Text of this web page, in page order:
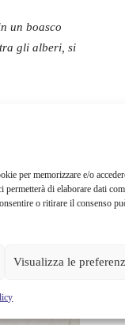
per memorizzare e/o
di elaborare dati
o ritirare il consenso
Visualizza le
un boasco
gli alberi, si
brivido del
in cui la